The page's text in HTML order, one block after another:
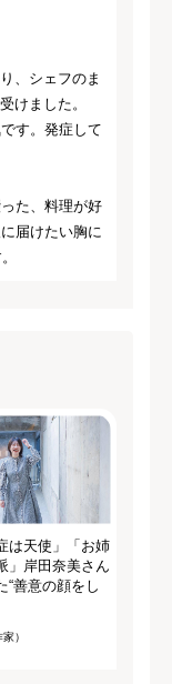
、シェフのま
けました。
す。発症して
た、料理が好
届けたい胸に
は天使」「お姉
」岸田奈美さん
“善意の顔をし
）